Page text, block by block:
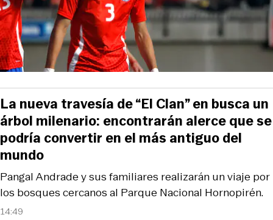
14:49
Pangal Andrade y sus familiares realizarán un viaje por
los bosques cercanos al Parque Nacional Hornopirén.
La nueva travesía de “El Clan” en busca un
árbol milenario: encontrarán alerce que se
podría convertir en el más antiguo del
mundo